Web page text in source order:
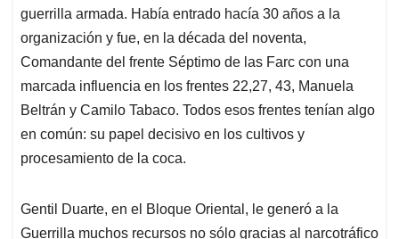
guerrilla armada. Había entrado hacía 30 años a la
organización y fue, en la década del noventa,
Comandante del frente Séptimo de las Farc con una
marcada influencia en los frentes 22,27, 43, Manuela
Beltrán y Camilo Tabaco. Todos esos frentes tenían algo
en común: su papel decisivo en los cultivos y
procesamiento de la coca.
Gentil Duarte, en el Bloque Oriental, le generó a la
Guerrilla muchos recursos no sólo gracias al narcotráfico